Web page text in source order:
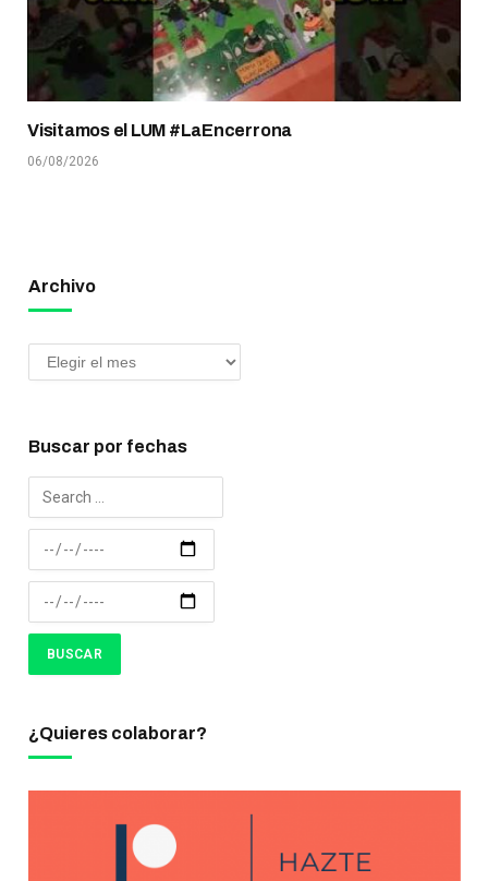
Visitamos el LUM #LaEncerrona
06/08/2026
Archivo
Buscar por fechas
¿Quieres colaborar?